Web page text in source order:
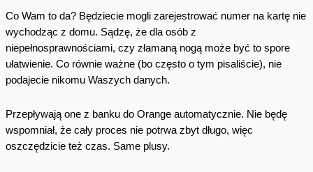
Co Wam to da? Będziecie mogli zarejestrować numer na kartę nie
wychodząc z domu. Sądzę, że dla osób z
niepełnosprawnościami, czy złamaną nogą może być to spore
ułatwienie. Co równie ważne (bo często o tym pisaliście), nie
podajecie nikomu Waszych danych.
Przepływają one z banku do Orange automatycznie. Nie będę
wspomniał, że cały proces nie potrwa zbyt długo, więc
oszczędzicie też czas. Same plusy.